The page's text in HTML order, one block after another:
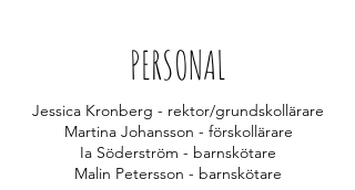
PERSONAL
Jessica Kronberg - rektor/grundskollärare
Martina Johansson - förskollärare
Ia Söderström - barnskötare
Malin Petersson - barnskötare